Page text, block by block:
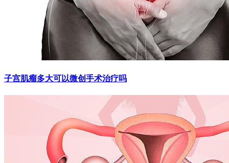
子宫肌瘤多大可以微创手术治疗吗